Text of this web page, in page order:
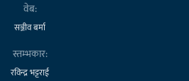
वेब:
सञ्जीव बर्मा
स्तम्भकार:
रविन्द्र भट्टराई